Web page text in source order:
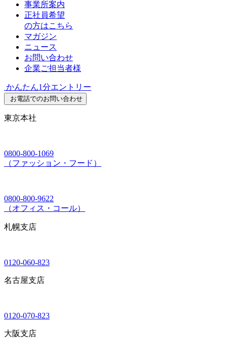
事業所案内
正社員希望
の方はこちら
マガジン
ニュース
お問い合わせ
企業ご担当者様
かんたん1分エントリー
お電話でのお問い合わせ
東京本社
0800-800-1069
（ファッション・フード）
0800-800-9622
（オフィス・コール）
札幌支店
0120-060-823
名古屋支店
0120-070-823
大阪支店